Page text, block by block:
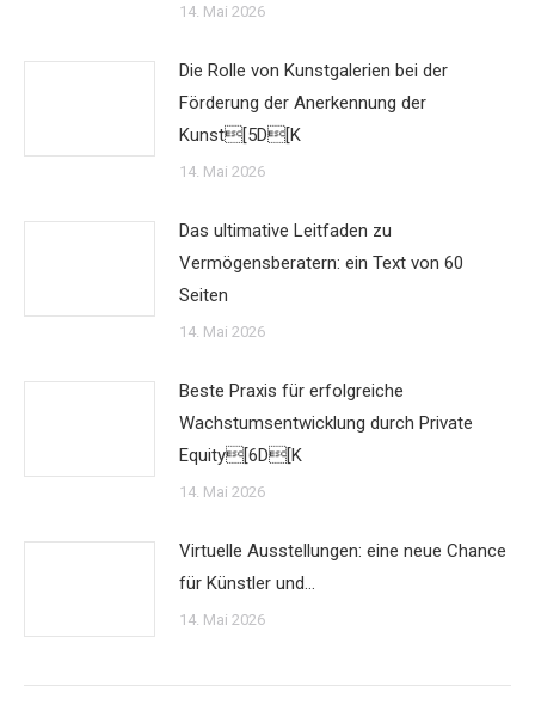
14. Mai 2026
Die Rolle von Kunstgalerien bei der
Förderung der Anerkennung der
Kunst[5D[K
14. Mai 2026
Das ultimative Leitfaden zu
Vermögensberatern: ein Text von 60
Seiten
14. Mai 2026
Beste Praxis für erfolgreiche
Wachstumsentwicklung durch Private
Equity[6D[K
14. Mai 2026
Virtuelle Ausstellungen: eine neue Chance
für Künstler und…
14. Mai 2026